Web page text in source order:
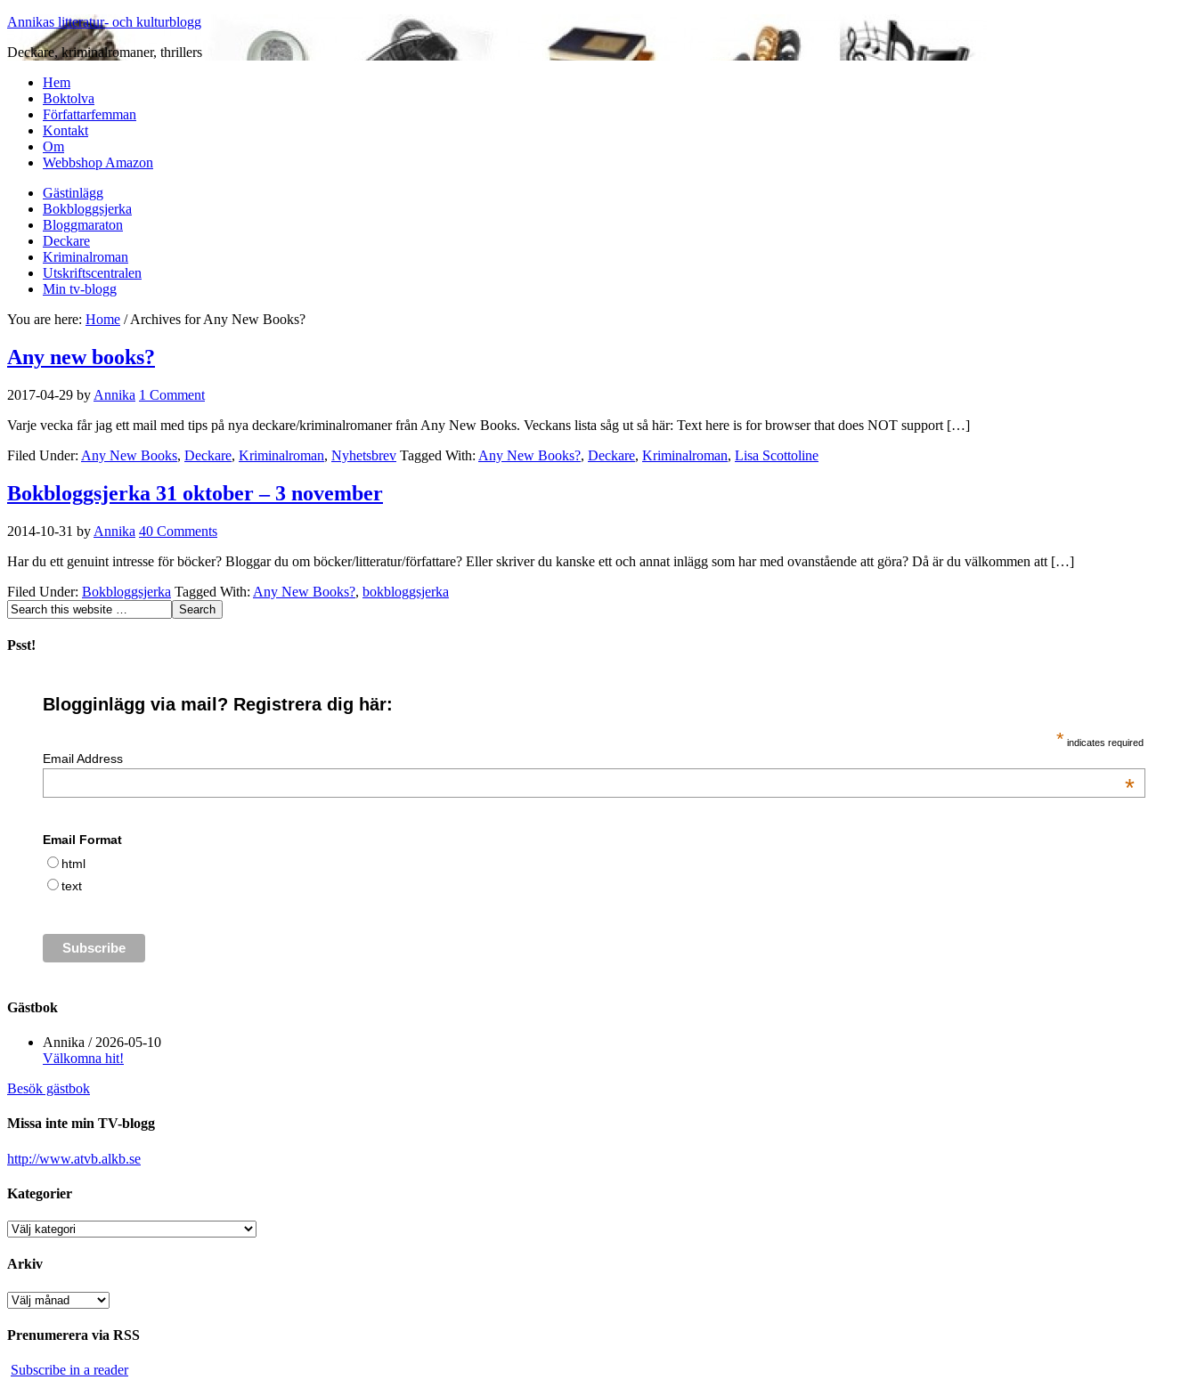
Annikas litteratur- och kulturblogg
Deckare, kriminalromaner, thrillers
Hem
Boktolva
Författarfemman
Kontakt
Om
Webbshop Amazon
Gästinlägg
Bokbloggsjerka
Bloggmaraton
Deckare
Kriminalroman
Utskriftscentralen
Min tv-blogg
You are here: Home /Archives for Any New Books?
Any new books?
2017-04-29 by Annika 1 Comment
Varje vecka får jag ett mail med tips på nya deckare/kriminalromaner från Any New Books. Veckans lista såg ut så här: Text here is for browser that does NOT support […]
Filed Under: Any New Books, Deckare, Kriminalroman, Nyhetsbrev Tagged With: Any New Books?, Deckare, Kriminalroman, Lisa Scottoline
Bokbloggsjerka 31 oktober – 3 november
2014-10-31 by Annika 40 Comments
Har du ett genuint intresse för böcker? Bloggar du om böcker/litteratur/författare? Eller skriver du kanske ett och annat inlägg som har med ovanstående att göra? Då är du välkommen att […]
Filed Under: Bokbloggsjerka Tagged With: Any New Books?, bokbloggsjerka
Psst!
Blogginlägg via mail? Registrera dig här:
* indicates required
Email Address
*
Email Format
html
text
Gästbok
Annika / 2026-05-10
Välkomna hit!
Besök gästbok
Missa inte min TV-blogg
http://www.atvb.alkb.se
Kategorier
Kategorier
Arkiv
Arkiv
Prenumerera via RSS
Subscribe in a reader